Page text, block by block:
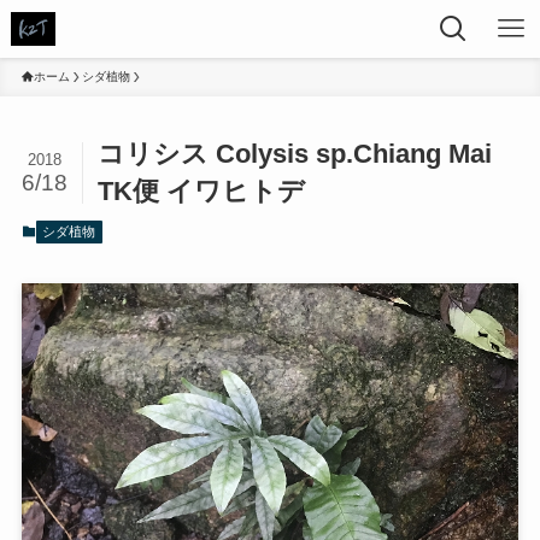
ホーム シダ植物
コリシス Colysis sp.Chiang Mai
TK便 イワヒトデ
2018
6/18
シダ植物